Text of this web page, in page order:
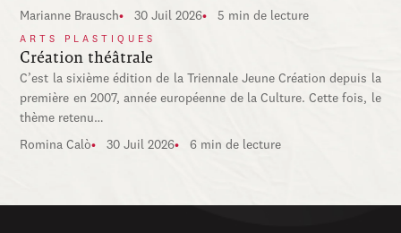
Marianne Brausch 30 Juil 2026 5 min de lecture
ARTS PLASTIQUES
Création théâtrale
C’est la sixième édition de la Triennale Jeune Création depuis la
première en 2007, année européenne de la Culture. Cette fois, le
thème retenu…
Romina Calò 30 Juil 2026 6 min de lecture